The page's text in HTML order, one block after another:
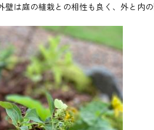
壁は庭の植栽との相性も良く、外と内